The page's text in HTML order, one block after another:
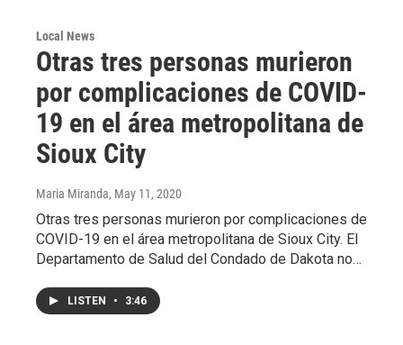
Local News
Otras tres personas murieron
por complicaciones de COVID-
19 en el área metropolitana de
Sioux City
Maria Miranda, May 11, 2020
Otras tres personas murieron por complicaciones de
COVID-19 en el área metropolitana de Sioux City. El
Departamento de Salud del Condado de Dakota no…
LISTEN • 3:46